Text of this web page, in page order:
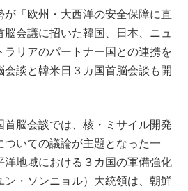
が「欧州・大西洋の安全保障に直
会議に招いた韓国、日本、ニュ
ラリアのパートナー国との連携を
談と韓米日３カ国首脳会談も開
首脳会談では、核・ミサイル開発
ついての議論が主題となった一
洋地域における３カ国の軍備強化
ン・ソンニョル）大統領は、朝鮮